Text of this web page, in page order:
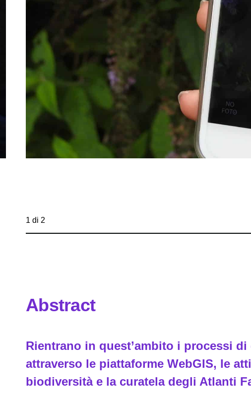
1 di 2
Abstract
Rientrano in quest’ambito i processi
attraverso le piattaforme WebGIS, le
biodiversità e la curatela degli Atlanti